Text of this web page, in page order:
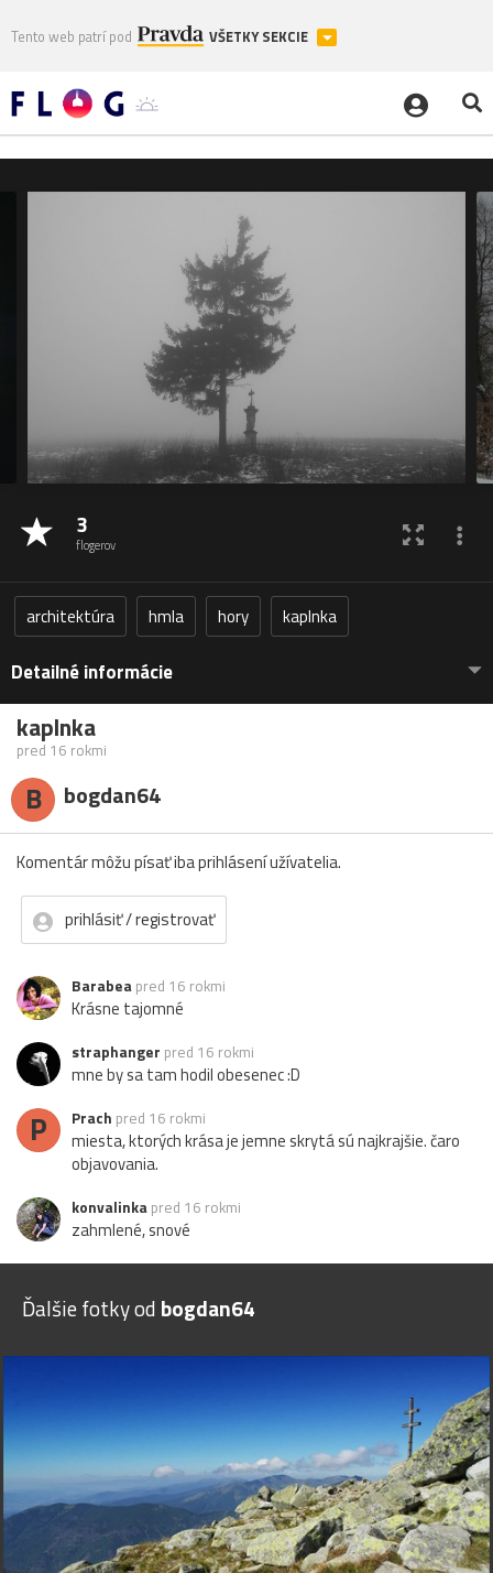
Tento web patrí pod VŠETKY SEKCIE
3
flogerov
architektúra hmla hory kaplnka
Detailné informácie
kaplnka
pred 16 rokmi
B bogdan64
Komentár môžu písať iba prihlásení užívatelia.
prihlásiť / registrovať
Barabea pred 16 rokmi
Krásne tajomné
straphanger pred 16 rokmi
mne by sa tam hodil obesenec :D
P Prach pred 16 rokmi
miesta, ktorých krása je jemne skrytá sú najkrajšie. čaro
objavovania.
konvalinka pred 16 rokmi
zahmlené, snové
Ďalšie fotky od bogdan64